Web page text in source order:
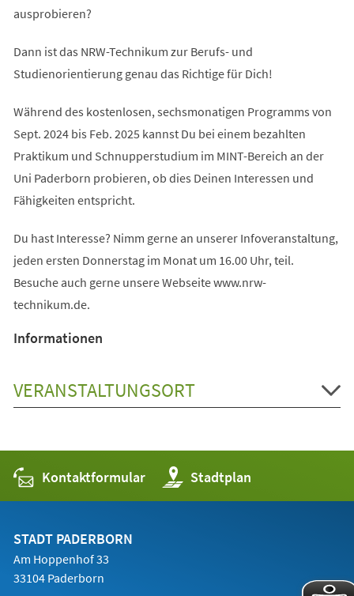
ausprobieren?
Dann ist das NRW-Technikum zur Berufs- und
Studienorientierung genau das Richtige für Dich!
Während des kostenlosen, sechsmonatigen Programms von
Sept. 2024 bis Feb. 2025 kannst Du bei einem bezahlten
Praktikum und Schnupperstudium im MINT-Bereich an der
Uni Paderborn probieren, ob dies Deinen Interessen und
Fähigkeiten entspricht.
Du hast Interesse? Nimm gerne an unserer Infoveranstaltung,
jeden ersten Donnerstag im Monat um 16.00 Uhr, teil.
Besuche auch gerne unsere Webseite www.nrw-
technikum.de.
Informationen
VERANSTALTUNGSORT
Kontaktformular Stadtplan
(Öffnet
in
einem
STADT PADERBORN
Am Hoppenhof 33
33104 Paderborn